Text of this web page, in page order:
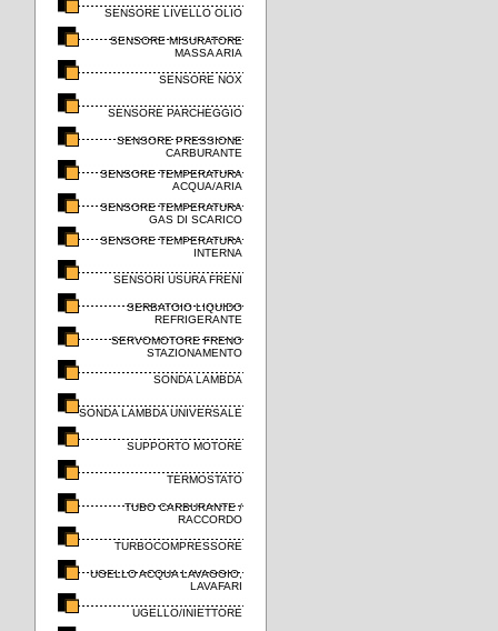
SENSORE LIVELLO OLIO
SENSORE MISURATORE
MASSA ARIA
SENSORE NOX
SENSORE PARCHEGGIO
SENSORE PRESSIONE
CARBURANTE
SENSORE TEMPERATURA
ACQUA/ARIA
SENSORE TEMPERATURA
GAS DI SCARICO
SENSORE TEMPERATURA
INTERNA
SENSORI USURA FRENI
SERBATOIO LIQUIDO
REFRIGERANTE
SERVOMOTORE FRENO
STAZIONAMENTO
SONDA LAMBDA
SONDA LAMBDA UNIVERSALE
SUPPORTO MOTORE
TERMOSTATO
TUBO CARBURANTE /
RACCORDO
TURBOCOMPRESSORE
UGELLO ACQUA LAVAGGIO,
LAVAFARI
UGELLO/INIETTORE